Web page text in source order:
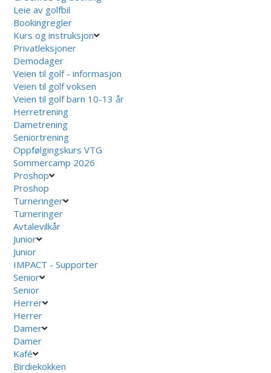
Leie av golfbil
Bookingregler
Kurs og instruksjon
Privatleksjoner
Demodager
Veien til golf - informasjon
Veien til golf voksen
Veien til golf barn 10-13 år
Herretrening
Dametrening
Seniortrening
Oppfølgingskurs VTG
Sommercamp 2026
Proshop
Proshop
Turneringer
Turneringer
Avtalevilkår
Junior
Junior
IMPACT - Supporter
Senior
Senior
Herrer
Herrer
Damer
Damer
Kafé
Birdiekokken